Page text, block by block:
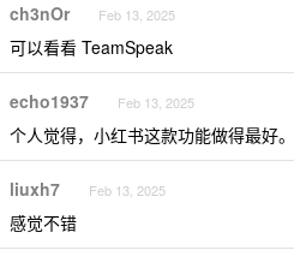
ch3nOr Feb 13, 2025
可以看看 TeamSpeak
echo1937 Feb 13, 2025
个人觉得，小红书这款功能做得最好。
liuxh7 Feb 13, 2025
感觉不错